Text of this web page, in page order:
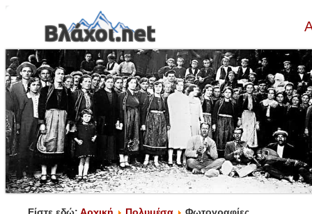
Είστε εδώ: Αρχική Πολυμέσα Φωτογραφίες